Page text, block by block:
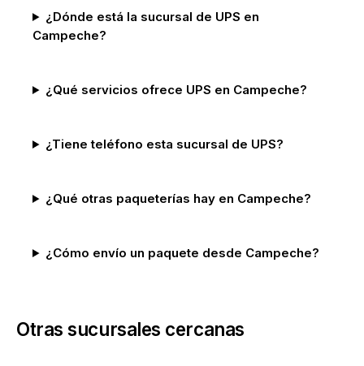
¿Dónde está la sucursal de UPS en
Campeche?
¿Qué servicios ofrece UPS en Campeche?
¿Tiene teléfono esta sucursal de UPS?
¿Qué otras paqueterías hay en Campeche?
¿Cómo envío un paquete desde Campeche?
Otras sucursales cercanas